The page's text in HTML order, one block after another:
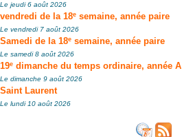
Le jeudi 6 août 2026
vendredi de la 18e semaine, année paire
Le vendredi 7 août 2026
Samedi de la 18e semaine, année paire
Le samedi 8 août 2026
19e dimanche du temps ordinaire, année A
Le dimanche 9 août 2026
Saint Laurent
Le lundi 10 août 2026